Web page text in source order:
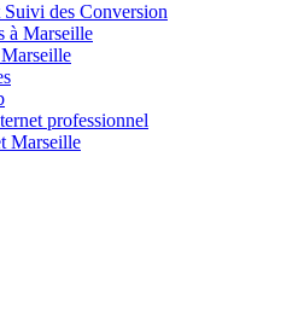
des Conversion
à Marseille
professionnel
Marseille